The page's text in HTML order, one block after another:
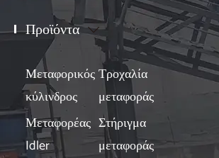
Προϊόντα 
Μεταφορικός
κύλινδρος
Τροχαλία
μεταφοράς
Μεταφορέας
Idler
Στήριγμα
μεταφοράς